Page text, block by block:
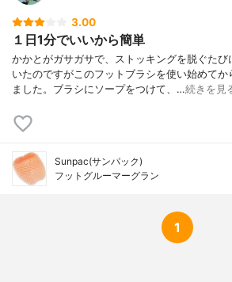
3.00
１日1分でいいから簡単
かかとがガサガサで、ストッキングを脱ぐたび
いたのですがこのフットブラシを使い始めて
ました。ブラシにソープをつけて、…続きを見
Sunpac(サンパック)
フットグルーマーグラン
1